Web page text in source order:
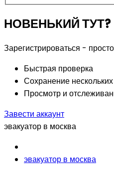
НОВЕНЬКИЙ ТУТ?
Зарегистрироваться -
Быстрая проверка
Сохранение
Просмотр и
Завести аккаунт
эвакуатор в москва
эвакуатор в москва